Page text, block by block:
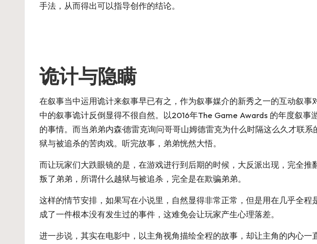
手法，从而得出可以指导创作的结论。
诡计与隐瞒
在叙事当中运用诡计来叙事早已有之，作为叙事媒介的新秀之一的互动叙
中的叙事诡计反倒显得不很自然。以2016年The Game Awards 的年度叙
的事情。而当弟弟内森·德雷克询问哥哥山姆德雷克为什么时隔这么久才联
狱与被追杀的苦肉戏。听完故事，弟弟恍然大悟。
而让玩家们大跌眼镜的是，在游戏进行到后期的时候，大反派出现，完全
叛了弟弟，所谓什么越狱与被追杀，完全是在欺骗弟弟。
这样的情节安排，如果写在小说里，自然显得非常正常，但是用在几乎全
成了一件根本没有发生过的事件，这难免会让玩家产生心理落差。
进一步说，其实在电影中，以主角视角描绘全程的故事，却让主角的内心